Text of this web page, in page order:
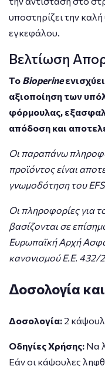
υποστηρίζει την
εγκεφάλου.
Βελτίωση
Το Bioperine
αξιοποίηση των
φόρμουλας,
απόδοση και
Οι παραπάνω
προϊόντος είναι
γνωμοδότηση του
Οι πληροφορίες για
βασίζονται σε
Ευρωπαϊκή Αρχή
κανονισμού Ε.Ε. 432/
Δοσολογία
Δοσολογία: 2
Οδηγίες Χρήσης: Να
Εάν οι κάψουλες